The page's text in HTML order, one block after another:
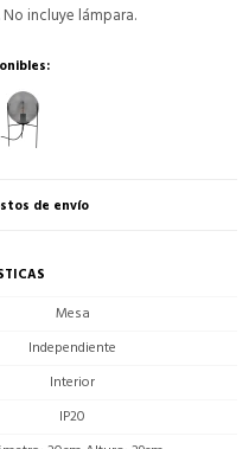
incluye lámpara.
de envío
Mesa
Independiente
Interior
IP20